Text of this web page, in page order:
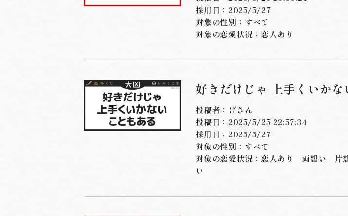
採用日：2025/5/27
対象の性別：すべて
対象の恋愛状況： 恋人あり
好きだけじゃ 上手くいかな
投稿者：げさん
投稿日：2025/5/25 22:57:34
採用日：2025/5/27
対象の性別：すべて
対象の恋愛状況： 恋人あり 両想い 片
い